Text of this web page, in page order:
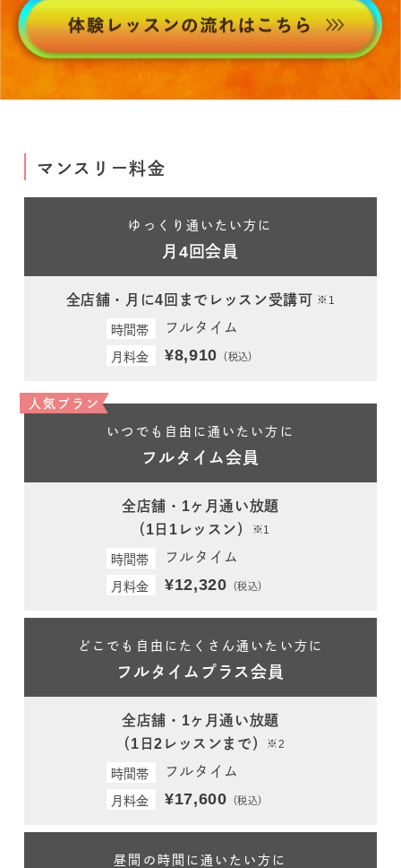
マンスリー料金
ゆっくり通いたい方に
月4回会員
全店舗・月に4回までレッスン受講可 ※1
時間帯 フルタイム
月料金 ¥8,910 （税込）
人気プラン
いつでも自由に通いたい方に
フルタイム会員
全店舗・1ヶ月通い放題
（1日1レッスン）
※1
時間帯 フルタイム
月料金 ¥12,320 （税込）
どこでも自由にたくさん通いたい方に
フルタイムプラス会員
全店舗・1ヶ月通い放題
（1日2レッスンまで）
※2
時間帯 フルタイム
月料金 ¥17,600 （税込）
昼間の時間に通いたい方に